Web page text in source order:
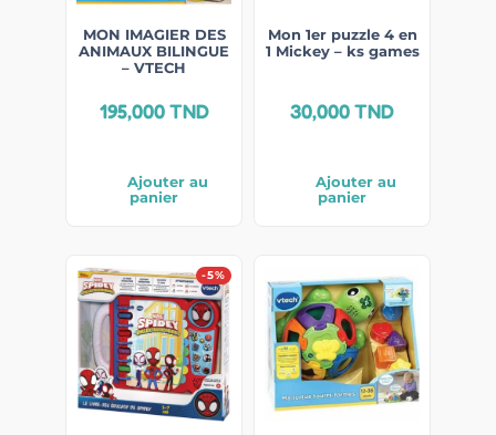
MON IMAGIER DES
ANIMAUX BILINGUE
– VTECH
195,000TND
Ajouter au
panier
Mon 1er puzzle 4 en
1 Mickey – ks games
30,000TND
Ajouter au
panier
-5%